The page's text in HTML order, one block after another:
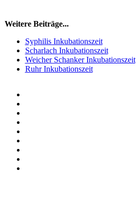
Weitere Beiträge...
Syphilis Inkubationszeit
Scharlach Inkubationszeit
Weicher Schanker Inkubationszeit
Ruhr Inkubationszeit